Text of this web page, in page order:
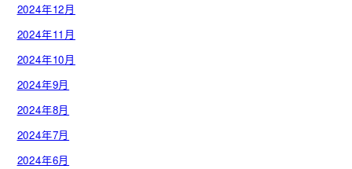
2024年12月
2024年11月
2024年10月
2024年9月
2024年8月
2024年7月
2024年6月